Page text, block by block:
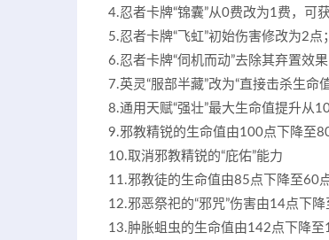
4.忍者卡牌“锦囊”从0费改为1费，可
5.忍者卡牌“飞虹”初始伤害修改为2
6.忍者卡牌“伺机而动”去除其弃置效果
7.英灵“服部半藏”改为“直接击杀生命
8.通用天赋“强壮”最大生命值提升从
9.邪教精锐的生命值由100点下降至
10.取消邪教精锐的“庇佑”能力
11.邪教徒的生命值由85点下降至60
12.邪恶祭祀的“邪咒”伤害由14点下降
13.肿胀蛆虫的生命值由142点下降至